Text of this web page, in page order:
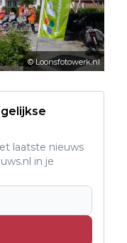
© Loonsfotowerk.nl
laatste nieuws
in je